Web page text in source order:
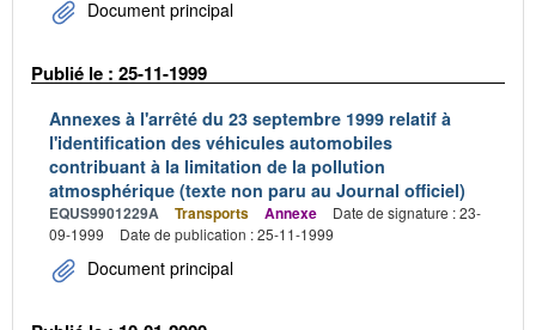
Document principal
Publié le : 25-11-1999
Annexes à l'arrêté du 23 septembre 1999 relatif à
l'identification des véhicules automobiles
contribuant à la limitation de la pollution
atmosphérique (texte non paru au Journal officiel)
EQUS9901229A Transports Annexe
Date de signature : 23-
09-1999
Date de publication : 25-11-1999
Document principal